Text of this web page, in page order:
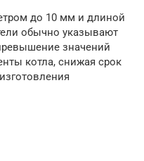
до 10 мм и длиной
обычно указывают
значений
котла, снижая срок